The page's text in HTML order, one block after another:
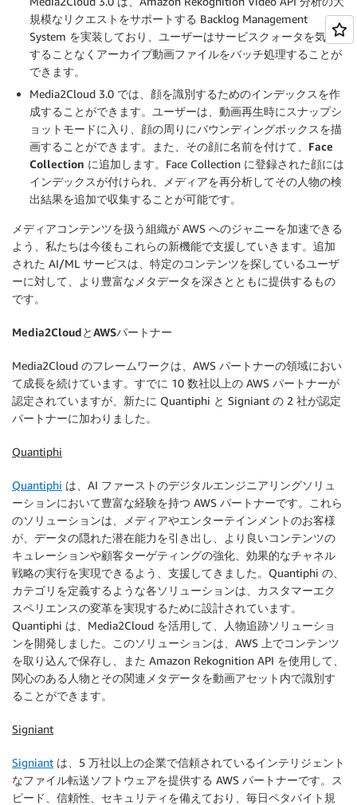
規模なリクエストをサポートする Backlog Management
System を実装しており、ユーザーはサービスクォータを気に
することなくアーカイブ動画ファイルをバッチ処理することが
できます。
Media2Cloud 3.0 では、顔を識別するためのインデックスを作
成することができます。ユーザーは、動画再生時にスナップシ
ョットモードに入り、顔の周りにバウンディングボックスを描
画することができます。また、その顔に名前を付けて、 Face
Collection に追加します。Face Collection に登録された顔には
インデックスが付けられ、メディアを再分析してその人物の検
出結果を追加で収集することが可能です。
メディアコンテンツを扱う組織が AWS へのジャニーを加速できる
よう、私たちは今後もこれらの新機能で支援していきます。追加
された AI/ML サービスは、特定のコンテンツを探しているユーザ
ーに対して、より豊富なメタデータを深さとともに提供するもの
です。
Media2CloudとAWSパートナー
Media2Cloud のフレームワークは、AWS パートナーの領域におい
て成長を続けています。すでに 10 数社以上の AWS パートナーが
認定されていますが、新たに Quantiphi と Signiant の 2 社が認定
パートナーに加わりました。
Quantiphi
Quantiphi は、AI ファーストのデジタルエンジニアリングソリュ
ーションにおいて豊富な経験を持つ AWS パートナーです。これら
のソリューションは、メディアやエンターテインメントのお客様
が、データの隠れた潜在能力を引き出し、より良いコンテンツの
キュレーションや顧客ターゲティングの強化、効果的なチャネル
戦略の実行を実現できるよう、支援してきました。Quantiphi の、
カテゴリを定義するような各ソリューションは、カスタマーエク
スペリエンスの変革を実現するために設計されています。
Quantiphi は、Media2Cloud を活用して、人物追跡ソリューショ
ンを開発しました。このソリューションは、AWS 上でコンテンツ
を取り込んで保存し、また Amazon Rekognition API を使用して、
関心のある人物とその関連メタデータを動画アセット内で識別す
ることができます。
Signiant
Signiant は、5 万社以上の企業で信頼されているインテリジェント
なファイル転送ソフトウェアを提供する AWS パートナーです。ス
ピード、信頼性、セキュリティを備えており、毎日ペタバイト規